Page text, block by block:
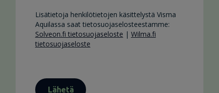
Lisätietoja henkilötietojen käsittelystä Visma
Aquilassa saat tietosuojaselosteestamme:
Solveon.fi tietosuojaseloste | Wilma.fi
tietosuojaseloste
Lähetä